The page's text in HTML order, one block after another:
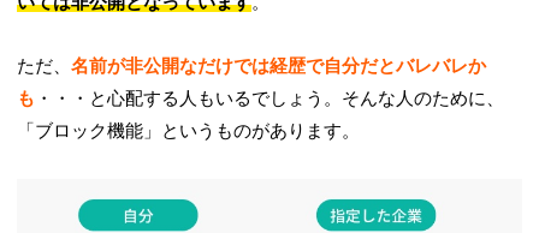
ただ、名前が非公開なだけでは経歴で自分だとバレバレか
も ・・・と心配する人もいるでしょう。そんな人のために、
「ブロック機能」というものがあります。